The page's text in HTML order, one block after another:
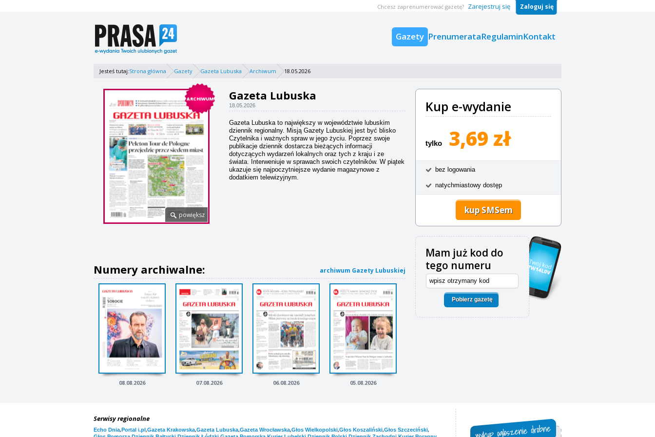
Gazety PrenumerataRegulaminKontakt
Chcesz zaprenumerować gazetę? Zarejestruj się Zaloguj się
Jesteś tutaj:Strona główna Gazety Gazeta Lubuska Archiwum 18.05.2026
ARCHIWUM
powiększ
Gazeta Lubuska
18.05.2026
Gazeta Lubuska to największy w województwie lubuskim
dziennik regionalny. Misją Gazety Lubuskiej jest być blisko
Czytelnika i ważnych spraw w jego życiu. Poprzez swoje
publikacje dziennik dostarcza bieżących informacji
dotyczących wydarzeń lokalnych oraz tych z kraju i ze
świata. Interweniuje w sprawach swoich czytelników. W piątek
ukazuje się najpoczytniejsze wydanie magazynowe z
dodatkiem telewizyjnym.
Kup e-wydanie
tylko 3,69 zł
bez logowania
natychmiastowy dostęp
kup SMSem
Mam już kod do
tego numeru
Pobierz gazetę
Numery archiwalne: archiwum Gazety Lubuskiej
08.08.2026 07.08.2026 06.08.2026 05.08.2026
Serwisy regionalne
Echo Dnia,Portal i.pl,Gazeta Krakowska,Gazeta Lubuska,Gazeta Wrocławska,Głos Wielkopolski,Głos Koszaliński,Głos Szczeciński,